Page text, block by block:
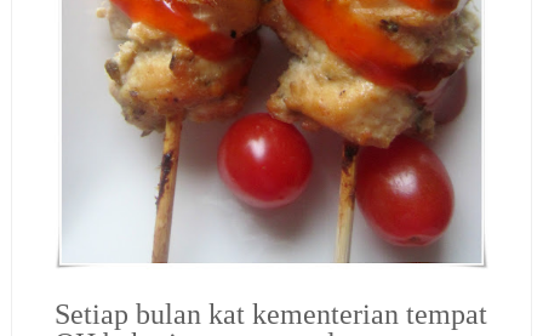
Setiap bulan kat kementerian tempat